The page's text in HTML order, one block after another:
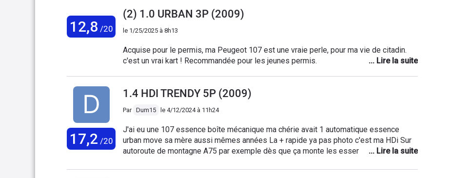
12,8 /20
(2) 1.0 URBAN 3P (2009)
le 1/25/2025 à 8h13
Acquise pour le permis, ma Peugeot 107 est une vraie perle, pour ma vie de citadin.
c'est un vrai kart ! Recommandée pour les jeunes permis.
17,2 /20
1.4 HDI TRENDY 5P (2009)
Par Dum15 le 4/12/2024 à 11h24
J'ai eu une 107 essence boîte mécanique ma chérie avait 1 automatique essence
urban move sa mère aussi mêmes années La + rapide ya pas photo c'est ma HDi Sur
autoroute de montagne A75 par exemple dès que ça monte les essences sont
le 130 si vous n'y prenez pas garde Conso réelle 5, 1 litres mixte Entretien aucun frais